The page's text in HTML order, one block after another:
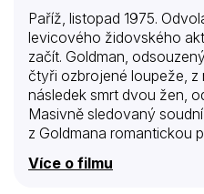
Paříž, listopad 1975.
levicového židovského
začít. Goldman,
čtyři ozbrojené loupeže, z
následek smrt dvou žen,
Masivně sledovaný
z Goldmana romantickou
intelektuální levice, i když
právníkem Georgesem
Více o filmu